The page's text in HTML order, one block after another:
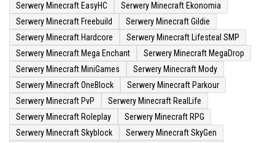
Serwery Minecraft EasyHC
Serwery Minecraft Ekonomia
Serwery Minecraft Freebuild
Serwery Minecraft Gildie
Serwery Minecraft Hardcore
Serwery Minecraft Lifesteal SMP
Serwery Minecraft Mega Enchant
Serwery Minecraft MegaDrop
Serwery Minecraft MiniGames
Serwery Minecraft Mody
Serwery Minecraft OneBlock
Serwery Minecraft Parkour
Serwery Minecraft PvP
Serwery Minecraft RealLife
Serwery Minecraft Roleplay
Serwery Minecraft RPG
Serwery Minecraft Skyblock
Serwery Minecraft SkyGen